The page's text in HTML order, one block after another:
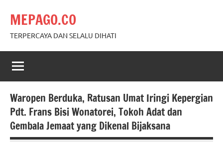
content
MEPAGO.CO
TERPERCAYA DAN SELALU DIHATI
Waropen Berduka, Ratusan Umat Iringi Kepergian
Pdt. Frans Bisi Wonatorei, Tokoh Adat dan
Gembala Jemaat yang Dikenal Bijaksana